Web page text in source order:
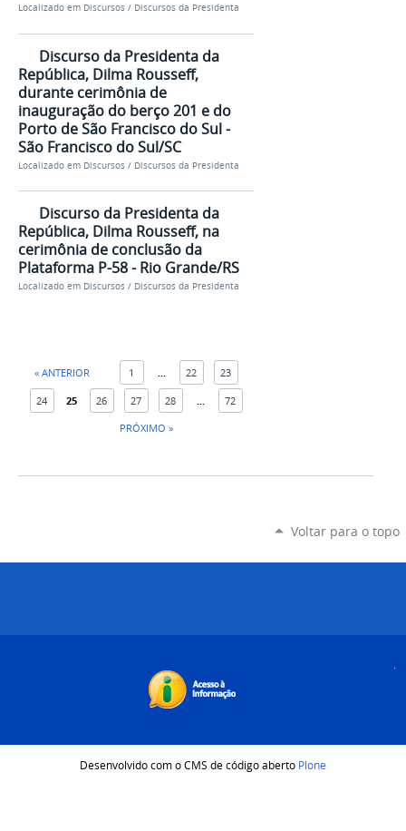
Localizado em Discursos / Discursos da Presidenta
Discurso da Presidenta da
República, Dilma Rousseff,
durante cerimônia de
inauguração do berço 201 e do
Porto de São Francisco do Sul -
São Francisco do Sul/SC
Localizado em Discursos / Discursos da Presidenta
Discurso da Presidenta da
República, Dilma Rousseff, na
cerimônia de conclusão da
Plataforma P-58 - Rio Grande/RS
Localizado em Discursos / Discursos da Presidenta
« ANTERIOR 1 ... 22 23
24 25 26 27 28 ...
72
PRÓXIMO »
Voltar para o topo
Desenvolvido com o CMS de código aberto Plone